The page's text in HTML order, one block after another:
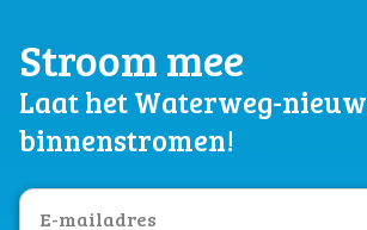
Stroom mee
Laat het Waterweg-
binnenstromen!